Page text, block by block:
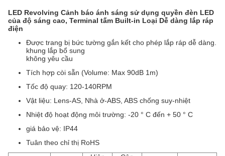
LED Revolving Cảnh báo ánh sáng sử dụng quyền đèn LED
của độ sáng cao, Terminal tấm Built-in Loại Dễ dàng lắp ráp
điện
Được trang bị bức tường gắn kết cho phép lắp ráp dễ dàng.
khung lắp bổ sung
không yêu cầu
Tích hợp còi sẵn (Volume: Max 90dB 1m)
Tốc độ quay: 120-140RPM
Vật liệu: Lens-AS, Nhà ở-ABS, ABS chống suy-nhiệt
Nhiệt độ hoạt động môi trường: -20 ° C đến + 50 ° C
giá bảo vệ: IP44
Tuân theo chỉ thị RoHS